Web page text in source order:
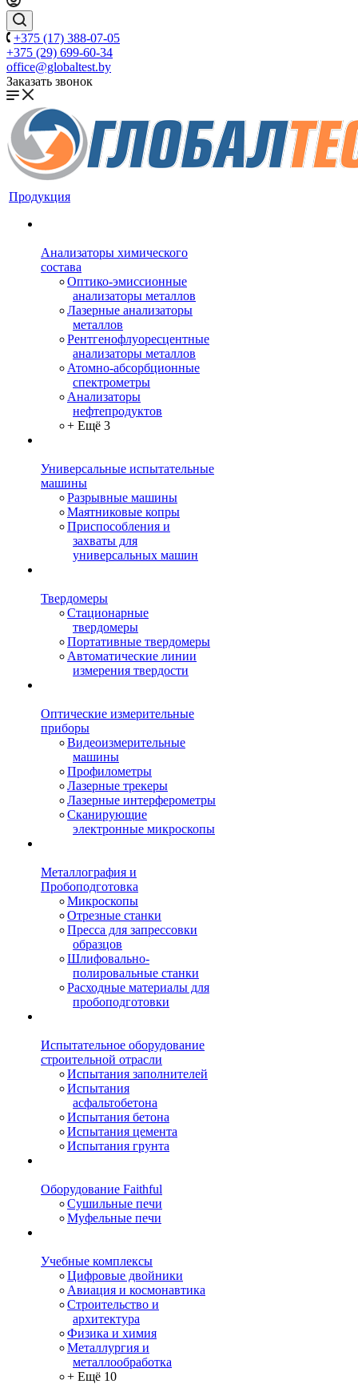
+375 (17) 388-07-05
+375 (29) 699-60-34
office@globaltest.by
Заказать звонок
Продукция
Анализаторы химического
состава
Оптико-эмиссионные
анализаторы металлов
Лазерные анализаторы
металлов
Рентгенофлуоресцентные
анализаторы металлов
Атомно-абсорбционные
спектрометры
Анализаторы
нефтепродуктов
+ Ещё 3
Универсальные испытательные
машины
Разрывные машины
Маятниковые копры
Приспособления и
захваты для
универсальных машин
Твердомеры
Стационарные
твердомеры
Портативные твердомеры
Автоматические линии
измерения твердости
Оптические измерительные
приборы
Видеоизмерительные
машины
Профилометры
Лазерные трекеры
Лазерные интерферометры
Сканирующие
электронные микроскопы
Металлография и
Пробоподготовка
Микроскопы
Отрезные станки
Пресса для запрессовки
образцов
Шлифовально-
полировальные станки
Расходные материалы для
пробоподготовки
Испытательное оборудование
строительной отрасли
Испытания заполнителей
Испытания
асфальтобетона
Испытания бетона
Испытания цемента
Испытания грунта
Оборудование Faithful
Сушильные печи
Муфельные печи
Учебные комплексы
Цифровые двойники
Авиация и космонавтика
Строительство и
архитектура
Физика и химия
Металлургия и
металлообработка
+ Ещё 10